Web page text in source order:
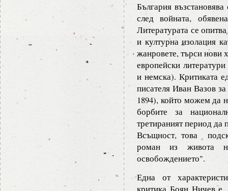
България
след войната,
Литературата се
и културна изолация
жанровете, търси нови
европейски
и немска). Критиката
писателя Иван Вазов
1894), който можем да
борбите за
третираният период да
Всъщност, това
роман из живота
освобождението".
Една от